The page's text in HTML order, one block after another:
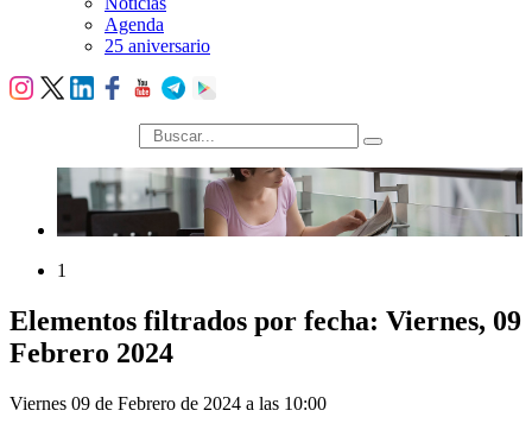
Agenda
25 aniversario
búsqueda
1
Elementos filtrados por fecha: Viernes, 09
Febrero 2024
Viernes 09 de Febrero de 2024 a las 10:00